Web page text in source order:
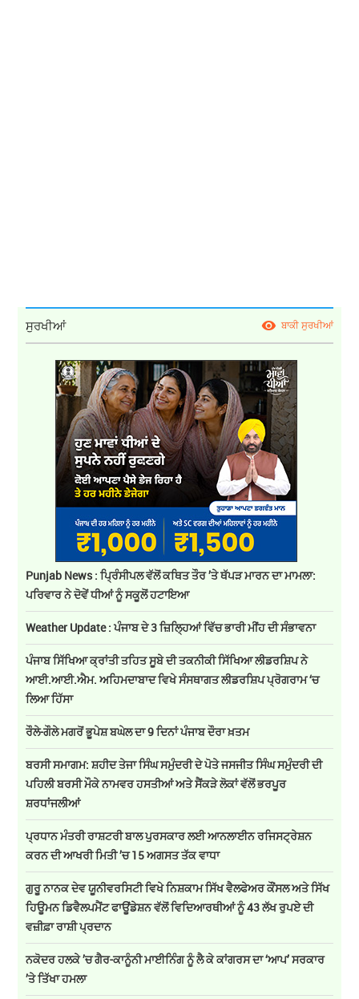
ਸੁਰਖੀਆਂ ਬਾਕੀ ਸੁਰਖੀਆਂ
Punjab News : ਪ੍ਰਿੰਸੀਪਲ ਵੱਲੋਂ ਕਥਿਤ ਤੌਰ ’ਤੇ ਥੱਪੜ ਮਾਰਨ ਦਾ ਮਾਮਲਾ:
ਪਰਿਵਾਰ ਨੇ ਦੋਵੇਂ ਧੀਆਂ ਨੂੰ ਸਕੂਲੋਂ ਹਟਾਇਆ
Weather Update : ਪੰਜਾਬ ਦੇ 3 ਜ਼ਿਲ੍ਹਿਆਂ ਵਿੱਚ ਭਾਰੀ ਮੀਂਹ ਦੀ ਸੰਭਾਵਨਾ
ਪੰਜਾਬ ਸਿੱਖਿਆ ਕ੍ਰਾਂਤੀ ਤਹਿਤ ਸੂਬੇ ਦੀ ਤਕਨੀਕੀ ਸਿੱਖਿਆ ਲੀਡਰਸ਼ਿਪ ਨੇ
ਆਈ.ਆਈ.ਐਮ. ਅਹਿਮਦਾਬਾਦ ਵਿਖੇ ਸੰਸਥਾਗਤ ਲੀਡਰਸ਼ਿਪ ਪ੍ਰੋਗਰਾਮ ‘ਚ
ਲਿਆ ਹਿੱਸਾ
ਰੌਲੇ-ਗੌਲੇ ਮਗਰੋਂ ਭੂਪੇਸ਼ ਬਘੇਲ ਦਾ 9 ਦਿਨਾਂ ਪੰਜਾਬ ਦੌਰਾ ਖ਼ਤਮ
ਬਰਸੀ ਸਮਾਗਮ: ਸ਼ਹੀਦ ਤੇਜਾ ਸਿੰਘ ਸਮੁੰਦਰੀ ਦੇ ਪੋਤੇ ਜਸਜੀਤ ਸਿੰਘ ਸਮੁੰਦਰੀ ਦੀ
ਪਹਿਲੀ ਬਰਸੀ ਮੌਕੇ ਨਾਮਵਰ ਹਸਤੀਆਂ ਅਤੇ ਸੈਂਕੜੇ ਲੋਕਾਂ ਵੱਲੋਂ ਭਰਪੂਰ
ਸ਼ਰਧਾਂਜਲੀਆਂ
ਪ੍ਰਧਾਨ ਮੰਤਰੀ ਰਾਸ਼ਟਰੀ ਬਾਲ ਪੁਰਸਕਾਰ ਲਈ ਆਨਲਾਈਨ ਰਜਿਸਟ੍ਰੇਸ਼ਨ
ਕਰਨ ਦੀ ਆਖਰੀ ਮਿਤੀ ’ਚ 15 ਅਗਸਤ ਤੱਕ ਵਾਧਾ
ਗੁਰੂ ਨਾਨਕ ਦੇਵ ਯੂਨੀਵਰਸਿਟੀ ਵਿਖੇ ਨਿਸ਼ਕਾਮ ਸਿੱਖ ਵੈਲਫੇਅਰ ਕੌਂਸਲ ਅਤੇ ਸਿੱਖ
ਹਿਊਮਨ ਡਿਵੈਲਪਮੈਂਟ ਫਾਊਂਡੇਸ਼ਨ ਵੱਲੋਂ ਵਿਦਿਆਰਥੀਆਂ ਨੂੰ 43 ਲੱਖ ਰੁਪਏ ਦੀ
ਵਜ਼ੀਫ਼ਾ ਰਾਸ਼ੀ ਪ੍ਰਦਾਨ
ਨਕੋਦਰ ਹਲਕੇ ’ਚ ਗੈਰ-ਕਾਨੂੰਨੀ ਮਾਈਨਿੰਗ ਨੂੰ ਲੈ ਕੇ ਕਾਂਗਰਸ ਦਾ ‘ਆਪ’ ਸਰਕਾਰ
’ਤੇ ਤਿੱਖਾ ਹਮਲਾ